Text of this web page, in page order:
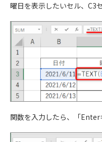
曜日を表示したいセル、C3
関数を入力したら、「Enter